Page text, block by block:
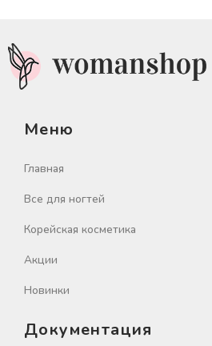
Меню
Главная
Все для ногтей
Корейская косметика
Акции
Новинки
Документация